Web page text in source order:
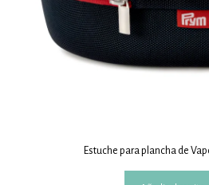
Estuche para plancha de